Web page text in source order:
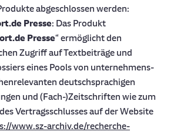
abgeschlossen werden:
Presse: Das Produkt
Presse“ ermöglicht den
Zugriff auf Textbeiträge und
eines Pools von unternehmens-
deutschsprachigen
und (Fach-)Zeitschriften wie zum
Vertragsschlusses auf der Website
www.sz-archiv.de/recherche-